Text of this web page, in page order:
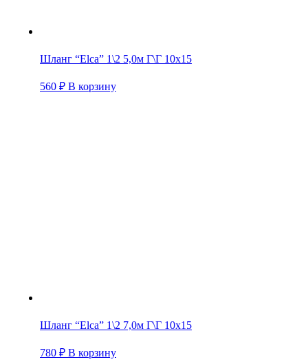
Шланг “Elca” 1\2 5,0м Г\Г 10х15
560 ₽ В корзину
Шланг “Elca” 1\2 7,0м Г\Г 10х15
780 ₽ В корзину